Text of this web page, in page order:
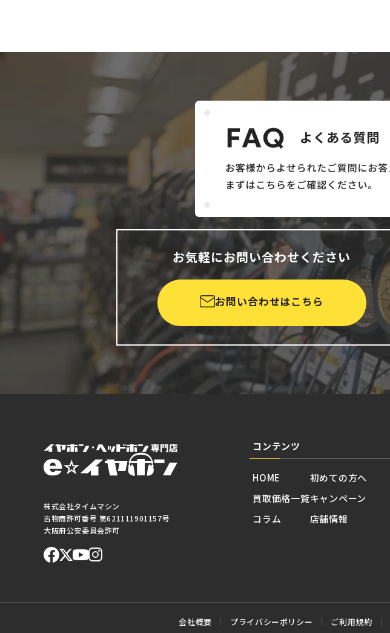
お気軽にお問い合わせください
お問い合わせはこちら
株式会社タイムマシン
古物商許可番号 第621111901157号
大阪府公安委員会許可
コンテンツ
HOME
買取価格一覧
コラム
初めての方へ
キャンペーン
店舗情報
会社概要 プライバシーポリシー ご利用規約